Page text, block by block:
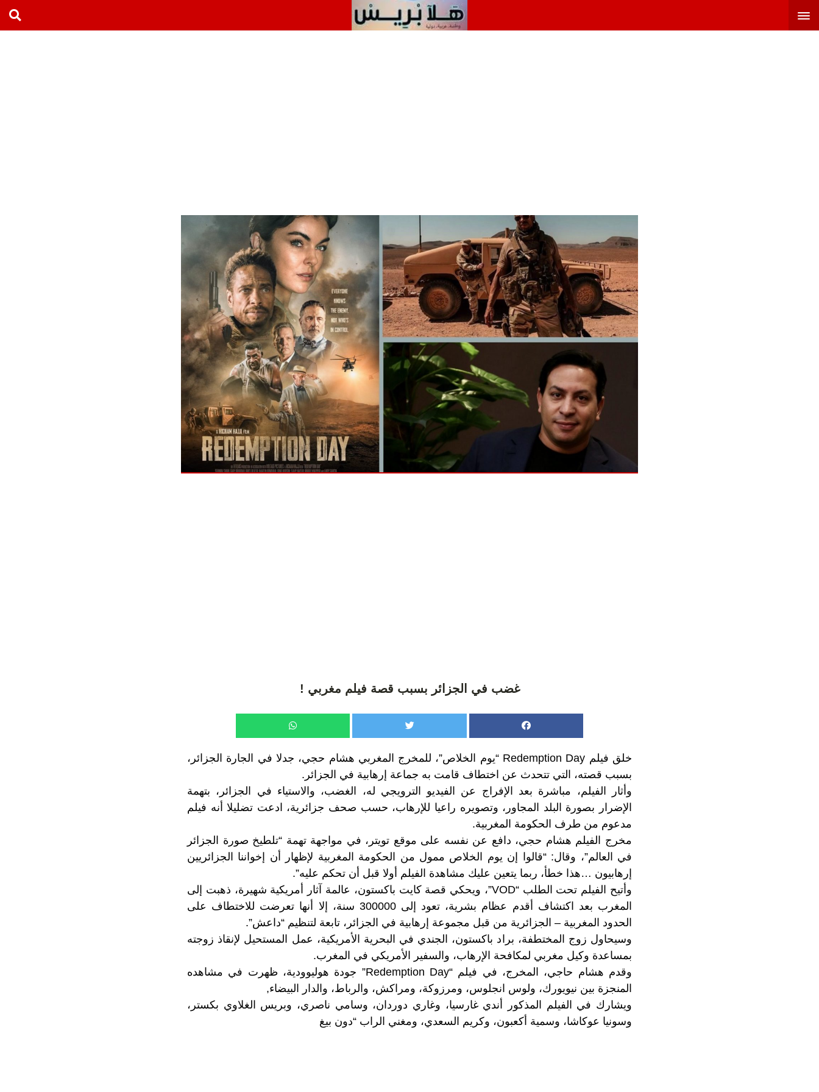
غضب في الجزائر بسبب قصة فيلم مغربي !
خلق فيلم Redemption Day “يوم الخلاص”، للمخرج المغربي هشام حجي، جدلا في الجارة الجزائر،
بسبب قصته، التي تتحدث عن اختطاف قامت به جماعة إرهابية في الجزائر.
وأثار الفيلم، مباشرة بعد الإفراج عن الفيديو الترويجي له، الغضب، والاستياء في الجزائر، بتهمة
الإضرار بصورة البلد المجاور، وتصويره راعيا للإرهاب، حسب صحف جزائرية، ادعت تضليلا أنه فيلم
مدعوم من طرف الحكومة المغربية.
مخرج الفيلم هشام حجي، دافع عن نفسه على موقع تويتر، في مواجهة تهمة “تلطيخ صورة الجزائر
في العالم”، وقال: “قالوا إن يوم الخلاص ممول من الحكومة المغربية لإظهار أن إخواننا الجزائريين
إرهابيون …هذا خطأ، ربما يتعين عليك مشاهدة الفيلم أولا قبل أن تحكم عليه”.
وأتيح الفيلم تحت الطلب “VOD”، ويحكي قصة كايت باكستون، عالمة آثار أمريكية شهيرة، ذهبت إلى
المغرب بعد اكتشاف أقدم عظام بشرية، تعود إلى 300000 سنة، إلا أنها تعرضت للاختطاف على
الحدود المغربية – الجزائرية من قبل مجموعة إرهابية في الجزائر، تابعة لتنظيم “داعش”.
وسيحاول زوج المختطفة، براد باكستون، الجندي في البحرية الأمريكية، عمل المستحيل لإنقاذ زوجته
بمساعدة وكيل مغربي لمكافحة الإرهاب، والسفير الأمريكي في المغرب.
وقدم هشام حاجي، المخرج، في فيلم “Redemption Day” جودة هوليوودية، ظهرت في مشاهده
المنجزة بين نيويورك، ولوس انجلوس، ومرزوكة، ومراكش، والرباط، والدار البيضاء,
ويشارك في الفيلم المذكور أندي غارسيا، وغاري دوردان، وسامي ناصري، وبريس الغلاوي بكستر،
وسونيا عوكاشا، وسمية أكعبون، وكريم السعدي، ومغني الراب “دون بيغ